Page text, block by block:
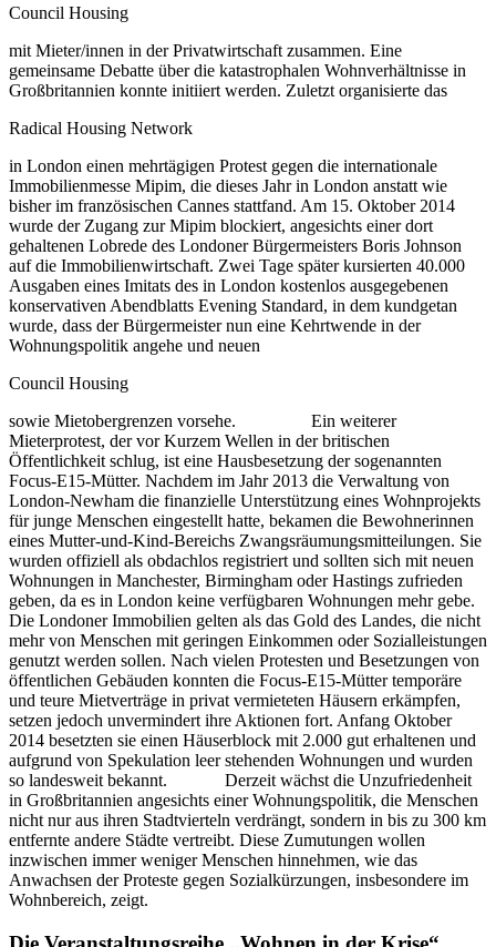
Council Housing
mit Mieter/innen in der Privatwirtschaft zusammen. Eine
gemeinsame Debatte über die katastrophalen Wohnverhältnisse in
Großbritannien konnte initiiert werden. Zuletzt organisierte das
Radical Housing Network
in London einen mehrtägigen Protest gegen die internationale
Immobilienmesse Mipim, die dieses Jahr in London anstatt wie
bisher im französischen Cannes stattfand. Am 15. Oktober 2014
wurde der Zugang zur Mipim blockiert, angesichts einer dort
gehaltenen Lobrede des Londoner Bürgermeisters Boris Johnson
auf die Immobilienwirtschaft. Zwei Tage später kursierten 40.000
Ausgaben eines Imitats des in London kostenlos ausgegebenen
konservativen Abendblatts Evening Standard, in dem kundgetan
wurde, dass der Bürgermeister nun eine Kehrtwende in der
Wohnungspolitik angehe und neuen
Council Housing
sowie Mietobergrenzen vorsehe. Ein weiterer
Mieterprotest, der vor Kurzem Wellen in der britischen
Öffentlichkeit schlug, ist eine Hausbesetzung der sogenannten
Focus-E15-Mütter. Nachdem im Jahr 2013 die Verwaltung von
London-Newham die finanzielle Unterstützung eines Wohnprojekts
für junge Menschen eingestellt hatte, bekamen die Bewohnerinnen
eines Mutter-und-Kind-Bereichs Zwangsräumungsmitteilungen. Sie
wurden offiziell als obdachlos registriert und sollten sich mit neuen
Wohnungen in Manchester, Birmingham oder Hastings zufrieden
geben, da es in London keine verfügbaren Wohnungen mehr gebe.
Die Londoner Immobilien gelten als das Gold des Landes, die nicht
mehr von Menschen mit geringen Einkommen oder Sozialleistungen
genutzt werden sollen. Nach vielen Protesten und Besetzungen von
öffentlichen Gebäuden konnten die Focus-E15-Mütter temporäre
und teure Mietverträge in privat vermieteten Häusern erkämpfen,
setzen jedoch unvermindert ihre Aktionen fort. Anfang Oktober
2014 besetzten sie einen Häuserblock mit 2.000 gut erhaltenen und
aufgrund von Spekulation leer stehenden Wohnungen und wurden
so landesweit bekannt. Derzeit wächst die Unzufriedenheit
in Großbritannien angesichts einer Wohnungspolitik, die Menschen
nicht nur aus ihren Stadtvierteln verdrängt, sondern in bis zu 300 km
entfernte andere Städte vertreibt. Diese Zumutungen wollen
inzwischen immer weniger Menschen hinnehmen, wie das
Anwachsen der Proteste gegen Sozialkürzungen, insbesondere im
Wohnbereich, zeigt.